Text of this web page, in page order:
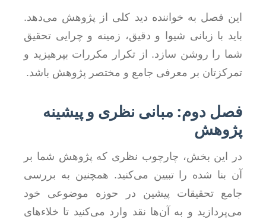
این فصل به خواننده دید کلی از پژوهش می‌دهد.
باید با زبانی شیوا و دقیق، زمینه و چرایی تحقیق
شما را روشن سازد. از تکرار مکررات بپرهیزید و
تمرکزتان بر معرفی جامع و مختصر پژوهش باشد.
فصل دوم: مبانی نظری و پیشینه
پژوهش
در این بخش، چارچوب نظری که پژوهش شما بر
آن بنا شده را تبیین می‌کنید. همچنین به بررسی
جامع تحقیقات پیشین در حوزه موضوعی خود
می‌پردازید و به آن‌ها نقد وارد می‌کنید تا خلاءهای